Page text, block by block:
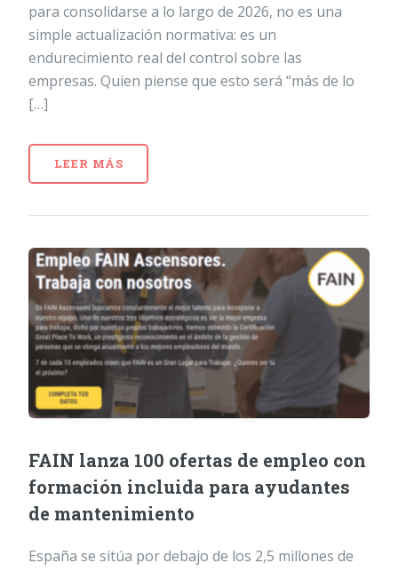
para consolidarse a lo largo de 2026, no es una
simple actualización normativa: es un
endurecimiento real del control sobre las
empresas. Quien piense que esto será “más de lo
[…]
LEER MÁS
FAIN lanza 100 ofertas de empleo con
formación incluida para ayudantes
de mantenimiento
España se sitúa por debajo de los 2,5 millones de